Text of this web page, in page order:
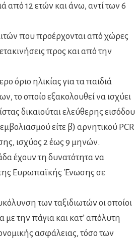
από 12 ετών και άνω, αντί των 6
που προέρχονται από χώρες
προς και από την
όριο ηλικίας για τα παιδιά
το οποίο εξακολουθεί να ισχύει
δικαιούται ελεύθερης εισόδου
είτε β) αρνητικού PCR
ισχύος 2 έως 9 μηνών.
έχουν τη δυνατότητα να
της Ευρωπαϊκής Ένωσης σε
των ταξιδιωτών οι οποίοι
την πάγια και κατ’ απόλυτη
ασφάλειας, τόσο των